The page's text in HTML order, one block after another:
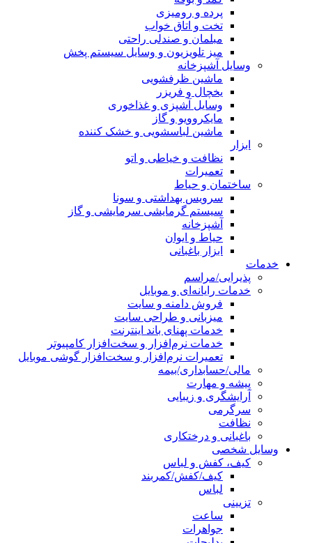
پرده و رومیزی
تخت و اتاق خواب
مبلمان و صندلی راحتی
میز تلویزیون و وسایل سیستم پخش
وسایل آشپزخانه
ماشین ظرفشویی
یخچال و فریزر
وسایل آشپزی و غذاخوری
مایکروویو و گاز
ماشین لباسشویی و خشک کننده
ابزار
نظافت و خیاطی و اتو
تعمیرات
ساختمان و حیاط
سرویس بهداشتی و سونا
سیستم گرمایشی سرمایشی و گاز
آشپزخانه
حیاط و ایوان
ابزار باغبانی
خدمات
پذیرایی/مراسم
خدمات رایانه‌ای و موبایل
فروش دامنه و سایت
میزبانی و طراحی سایت
خدمات پهنای باند اینترنت
خدمات نرم‌افزار و سخت‌افزار کامپیوتر
تعمیرات نرم‌افزار و سخت‌افزار گوشی موبایل
مالی/حسابداری/بیمه
پیشه و مهارت
آرایشگری و زیبایی
سرگرمی
نظافت
باغبانی و درختکاری
وسایل شخصی
کیف، کفش و لباس
کیف/کفش/کمربند
لباس
تزیینی
ساعت
جواهرات